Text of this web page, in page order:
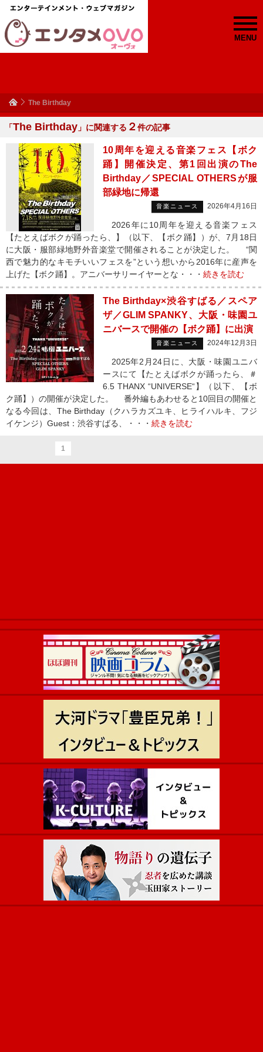
MENU
The Birthday
「The Birthday 」に関連する ２件の記事
10周年を迎える音楽フェス【ボク
踊】開催決定、第1回出演のThe
Birthday／SPECIAL OTHERSが服
部緑地に帰還
音楽ニュース 2026年4月16日
2026年に10周年を迎える音楽フェス
【たとえばボクが踊ったら、】（以下、【ボク踊】）が、7月18日
に大阪・服部緑地野外音楽堂で開催されることが決定した。 “関
西で魅力的なキモチいいフェスを”という想いから2016年に産声を
上げた【ボク踊】。アニバーサリーイヤーとな・・・ 続きを読む
The Birthday×渋谷すばる／スペア
ザ／GLIM SPANKY、大阪・味園ユ
ニバースで開催の【ボク踊】に出演
音楽ニュース 2024年12月3日
2025年2月24日に、大阪・味園ユニバ
ースにて【たとえばボクが踊ったら、＃
6.5 THANX “UNIVERSE“】（以下、【ボ
ク踊】）の開催が決定した。 番外編もあわせると10回目の開催と
なる今回は、The Birthday（クハラカズユキ、ヒライハルキ、フジ
イケンジ）Guest：渋谷すばる、・・・ 続きを読む
1